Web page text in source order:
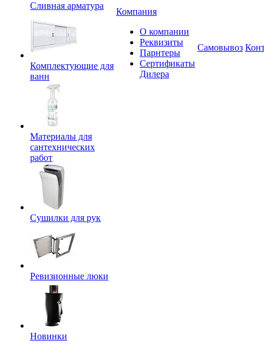
Сливная арматура
Комплектующие для
ванн
Материалы для
сантехнических
работ
Сушилки для рук
Ревизионные люки
Новинки
Компания
О компании
Реквизиты
Парнтеры
Сертификаты
Дилера
Самовывоз